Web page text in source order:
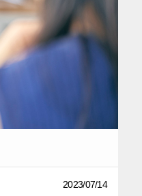
2023/07/14